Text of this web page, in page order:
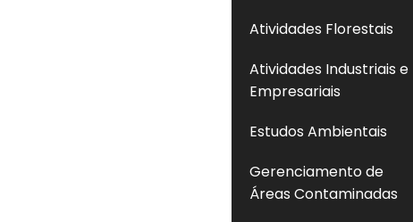
Atividades Florestais
Atividades Industriais e
Empresariais
Estudos Ambientais
Gerenciamento de
Áreas Contaminadas
Consulta Licença Cetesb em
consulta licença cetesbé o
emitidas pelo órgão ambiental do Estado
para garantir que a atividade esteja
estabelecidas no processo de